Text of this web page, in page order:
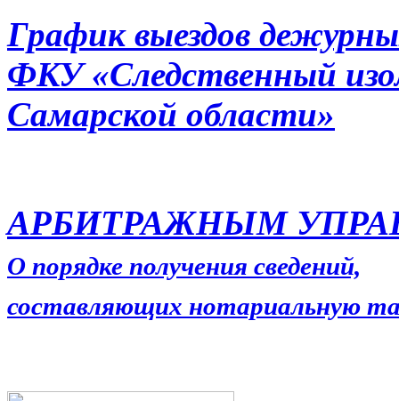
График выездов
ФКУ «Следственный
Самарской области»
АРБИТРАЖНЫМ
О порядке получения сведений,
составляющих нотариальную